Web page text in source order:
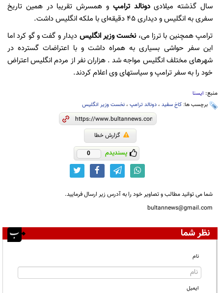
سال گذشته میلادیدونالد ترامپ و همسرش تقریبا در همین تاریخ
سفری به انگلیس و دیداری ۴۵ دقیقه‌ای با ملکه انگلیس داشت.
ترامپ همچنین با ترزا می،نخست وزیر انگلیس دیدار و گفت و گو کرد اما
این سفر حواشی بسیاری به همراه داشت و با اعتراضات گسترده در
شهرهای مختلف انگلیس مواجه شد . هزاران نفر از مردم انگلیس اعتراض
خود را به سفر ترامپ و سیاستهای وی اعلام کردند.
منبع: ایسنا
برچسب ها: کاخ سفید ، دونالد ترامپ ، نخست وزیر انگلیس
گزارش خطا
پسندیدم 0
شما می توانید مطالب و تصاویر خود را به آدرس زیر ارسال فرمایید.
bultannews@gmail.com
نظر شما
نام
ایمیل